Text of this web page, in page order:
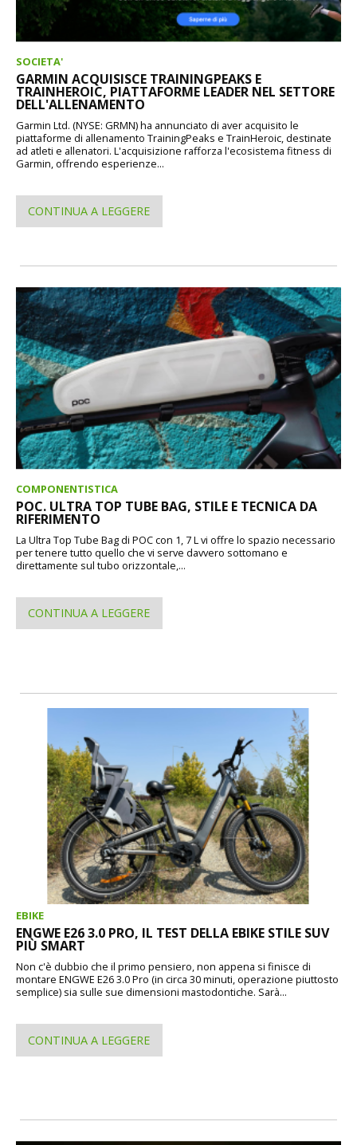
SOCIETA'
GARMIN ACQUISISCE TRAININGPEAKS E
TRAINHEROIC, PIATTAFORME LEADER NEL SETTORE
DELL'ALLENAMENTO
Garmin Ltd. (NYSE: GRMN) ha annunciato di aver acquisito le
piattaforme di allenamento TrainingPeaks e TrainHeroic, destinate
ad atleti e allenatori. L'acquisizione rafforza l'ecosistema fitness di
Garmin, offrendo esperienze...
CONTINUA A LEGGERE
COMPONENTISTICA
POC. ULTRA TOP TUBE BAG, STILE E TECNICA DA
RIFERIMENTO
La Ultra Top Tube Bag di POC con 1, 7 L vi offre lo spazio necessario
per tenere tutto quello che vi serve davvero sottomano e
direttamente sul tubo orizzontale,...
CONTINUA A LEGGERE
EBIKE
ENGWE E26 3.0 PRO, IL TEST DELLA EBIKE STILE SUV
PIÙ SMART
Non c'è dubbio che il primo pensiero, non appena si finisce di
montare ENGWE E26 3.0 Pro (in circa 30 minuti, operazione piuttosto
semplice) sia sulle sue dimensioni mastodontiche. Sarà...
CONTINUA A LEGGERE